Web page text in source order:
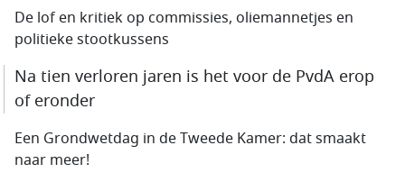
De lof en kritiek op commissies, oliemannetjes en
politieke stootkussens
Na tien verloren jaren is het voor de PvdA erop
of eronder
Een Grondwetdag in de Tweede Kamer: dat smaakt
naar meer!